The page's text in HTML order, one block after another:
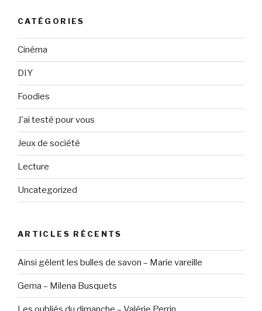
CATÉGORIES
Cinéma
DIY
Foodies
J'ai testé pour vous
Jeux de société
Lecture
Uncategorized
ARTICLES RÉCENTS
Ainsi gèlent les bulles de savon – Marie vareille
Gema – Milena Busquets